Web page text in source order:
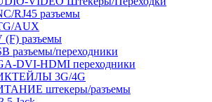
RJ45 разъемы
AUX
(F) разъемы
разъемы/переходники
DVI-HDMI переходники
3G/4G
штекеры/разъемы